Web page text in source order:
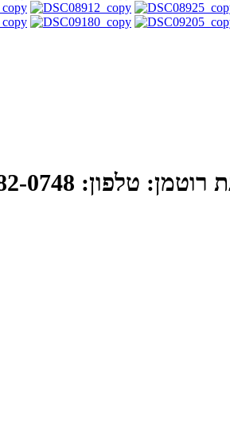
טלפון: 04-682-0748 סלולרי: 050-359-1527